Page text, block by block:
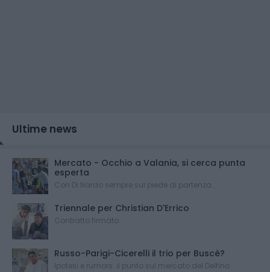
Ultime news
Mercato - Occhio a Valania, si cerca punta
esperta
Con Di Nardo sempre sul piede di partenza...
Triennale per Christian D'Errico
Contratto firmato
Russo-Parigi-Cicerelli il trio per Buscè?
Ipotesi e rumors: il punto sul mercato del Delfino